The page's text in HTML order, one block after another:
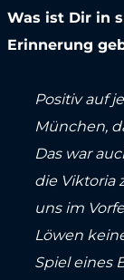
Was ist Dir in
Erinnerung
Positiv auf
München,
Das war
die Viktoria
uns im
Löwen
Spiel eines